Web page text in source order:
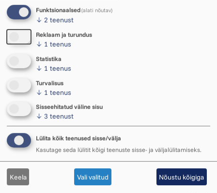
Fotod: Olav Ehala ja Lauri Liiv
Ukuarus
Eile andis mälestusradadel uitava kontserdi
Olav Ehala koos Lauri Liiviga. Olav Ehala
meenutas kontserdi algul, et Ukuarus ei viibi
Kalevi spordihallis ...
Detailid Ukuaru sisearhitektuurist
Detailid ja vaated Arvo Pärdile pühendatud
muusikamajast Ukuaru.
Funktsionaalsed(alati nõutav)
↓ 2 teenust
Reklaam ja turundus
↓ 1 teenus
Statistika
↓ 1 teenus
Turvalisus
↓ 1 teenus
Sisseehitatud väline sisu
↓ 3 teenust
Lülita kõik teenused sisse/välja
Kasutage seda lülitit kõigi teenuste sisse- ja väljalülitamiseks.
Keela Vali valitud Nõustu kõigiga